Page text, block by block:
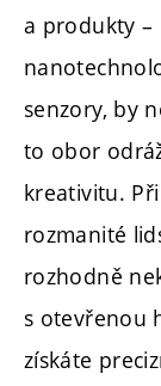
a produkty –
senzory, by
to obor
kreativitu.
rozmanité
rozhodně
s otevřenou
získáte